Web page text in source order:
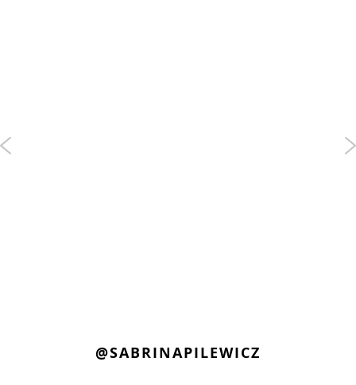
@SABRINAPILEWICZ